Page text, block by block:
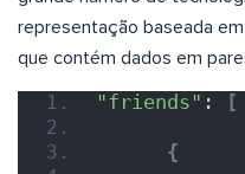
representação baseada
que contém dados em
"friends" : [
{